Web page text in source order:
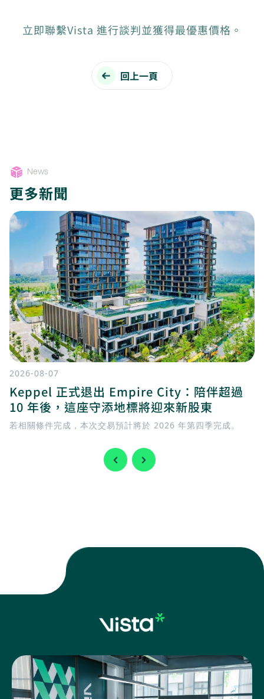
立即聯繫Vista 進行談判並獲得最優惠價格。
回上一頁
News
更多新聞
2026-08-07
Keppel 正式退出 Empire City：陪伴超過
10 年後，這座守添地標將迎來新股東
若相關條件完成，本次交易預計將於 2026 年第四季完成。